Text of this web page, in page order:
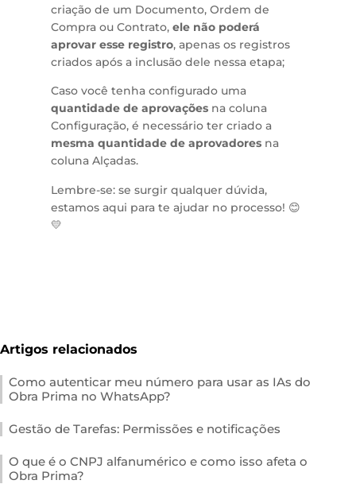
criação de um Documento, Ordem de
Compra ou Contrato, ele não poderá
aprovar esse registro, apenas os registros
criados após a inclusão dele nessa etapa;
Caso você tenha configurado uma
quantidade de aprovações na coluna
Configuração, é necessário ter criado a
mesma quantidade de aprovadores na
coluna Alçadas.
Lembre-se: se surgir qualquer dúvida,
estamos aqui para te ajudar no processo! 😊
💛
Artigos relacionados
Como autenticar meu número para usar as IAs do
Obra Prima no WhatsApp?
Gestão de Tarefas: Permissões e notificações
O que é o CNPJ alfanumérico e como isso afeta o
Obra Prima?